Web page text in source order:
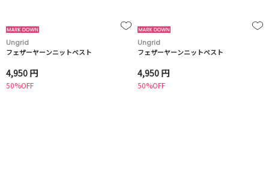
Ungrid
フェザーヤーンニットベスト
4,950 円
50%OFF
Ungrid
フェザーヤーンニットベスト
4,950 円
50%OFF